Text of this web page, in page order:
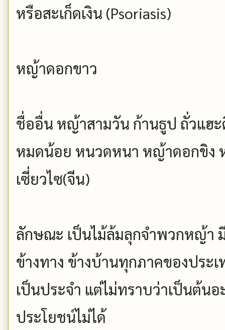
หรือสะเก็ดเงิน (Psoriasis)
หญ้าดอกขาว
ชื่ออื่น หญ้าสามวัน ก้านธูป ถั่วแฮ
หมดน้อย หนวดหนา หญ้าดอกขิง
เซี่ยวไซ(จีน)
ลักษณะ เป็นไม้ล้มลุกจำพวกหญ้า
ข้างทาง ข้างบ้านทุกภาคของปร
เป็นประจำ แต่ไม่ทราบว่าเป็นต้น
ประโยชน์ไม่ได้